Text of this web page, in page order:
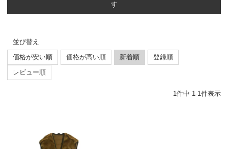
す
並び替え
価格が安い順
価格が高い順 新着順
登録順
レビュー順
1件中 1-1件表示